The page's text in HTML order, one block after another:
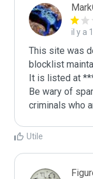
il y a
This site was
blocklist
It is listed at
Be wary of
criminals who
Utile